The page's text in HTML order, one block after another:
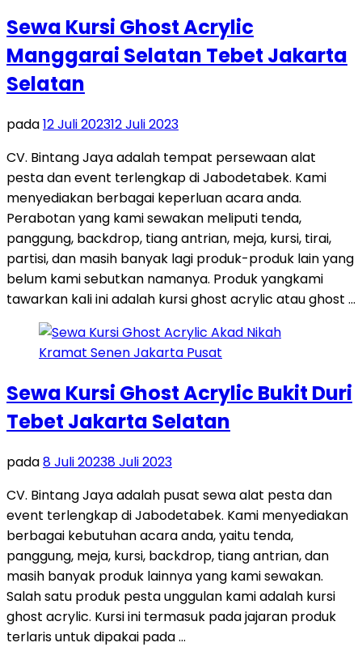
Sewa Kursi Ghost Acrylic
Manggarai Selatan Tebet Jakarta
Selatan
pada12 Juli 202312 Juli 2023
CV. Bintang Jaya adalah tempat persewaan alat
pesta dan event terlengkap di Jabodetabek. Kami
menyediakan berbagai keperluan acara anda.
Perabotan yang kami sewakan meliputi tenda,
panggung, backdrop, tiang antrian, meja, kursi, tirai,
partisi, dan masih banyak lagi produk-produk lain yang
belum kami sebutkan namanya. Produk yangkami
tawarkan kali ini adalah kursi ghost acrylic atau ghost …
Sewa Kursi Ghost Acrylic Bukit Duri
Tebet Jakarta Selatan
pada8 Juli 20238 Juli 2023
CV. Bintang Jaya adalah pusat sewa alat pesta dan
event terlengkap di Jabodetabek. Kami menyediakan
berbagai kebutuhan acara anda, yaitu tenda,
panggung, meja, kursi, backdrop, tiang antrian, dan
masih banyak produk lainnya yang kami sewakan.
Salah satu produk pesta unggulan kami adalah kursi
ghost acrylic. Kursi ini termasuk pada jajaran produk
terlaris untuk dipakai pada …